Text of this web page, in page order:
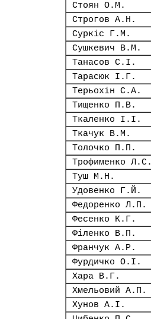
Стоян О.М.
Строгов А.Н.
Суркіс Г.М.
Сушкевич В.М.
Танасов С.І.
Тарасюк І.Г.
Терьохін С.А.
Тищенко П.В.
Ткаленко І.І.
Ткачук В.М.
Толочко П.П.
Трофименко Л.С.
Туш М.Н.
Удовенко Г.Й.
Федоренко Л.П.
Фесенко К.Г.
Філенко В.П.
Франчук А.Р.
Фурдичко О.І.
Хара В.Г.
Хмельовий А.П.
Хунов А.І.